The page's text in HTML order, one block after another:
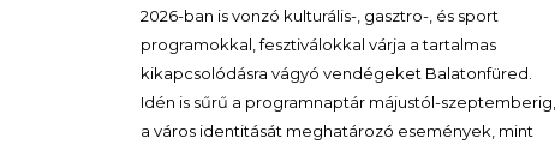
2026-ban is vonzó kulturális-, gasztro-, és sport
programokkal, fesztiválokkal várja a tartalmas
kikapcsolódásra vágyó vendégeket Balatonfüred.
Idén is sűrű a programnaptár májustól-szeptemberig,
a város identitását meghatározó események, mint